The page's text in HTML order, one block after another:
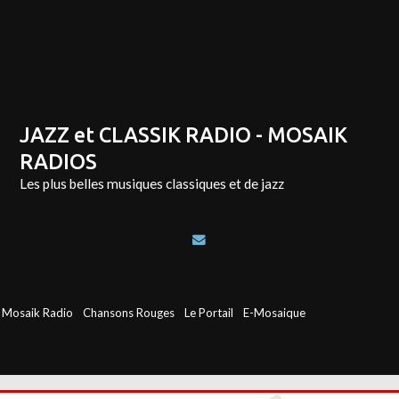
JAZZ et CLASSIK RADIO - MOSAIK
RADIOS
Les plus belles musiques classiques et de jazz
Mosaik Radio Chansons Rouges Le Portail E-Mosaique